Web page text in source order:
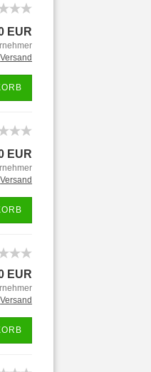
EUR
Versand
EUR
Versand
EUR
Versand